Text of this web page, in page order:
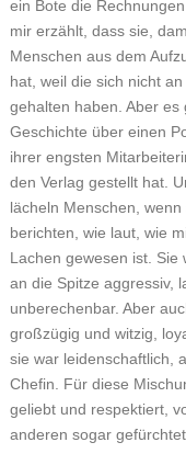
ein Bote die
mir erzählt, dass sie,
Menschen aus dem
hat, weil die sich nicht
gehalten haben. Aber es
Geschichte über einen
ihrer engsten
den Verlag gestellt hat.
lächeln Menschen, wenn
berichten, wie laut, wie
Lachen gewesen ist. Sie
an die Spitze aggressiv,
unberechenbar. Aber
großzügig und witzig,
sie war leidenschaftlich,
Chefin. Für diese
geliebt und respektiert,
anderen sogar